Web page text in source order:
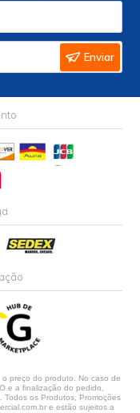
Enviar
preço do produto. No caso de
e a finalização do pedido,
os Produtos, Promoções
e estão sujeitos a